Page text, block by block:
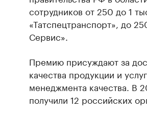
сотрудников от 250 до 1
«Татспецтранспорт», до
Сервис».
Премию присуждают за
качества продукции и
менеджмента качества. В
получили 12 российских